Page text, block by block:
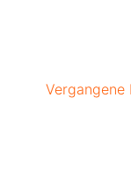
Vergangene